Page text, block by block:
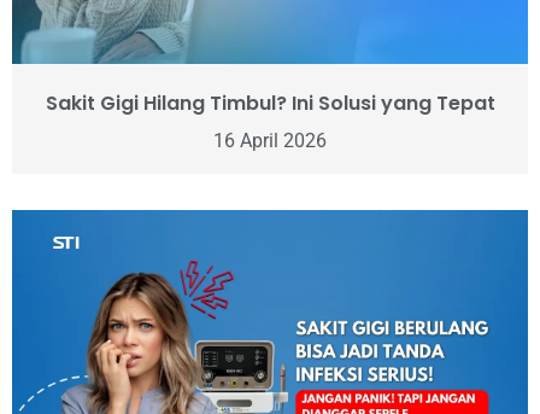
Sakit Gigi Hilang Timbul? Ini Solusi yang Tepat
16 April 2026